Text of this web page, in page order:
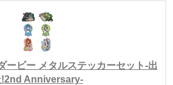
ービー メタルステッカーセット-出
!2nd Anniversary-